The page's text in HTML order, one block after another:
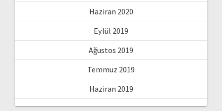
Haziran 2020
Eylül 2019
Ağustos 2019
Temmuz 2019
Haziran 2019